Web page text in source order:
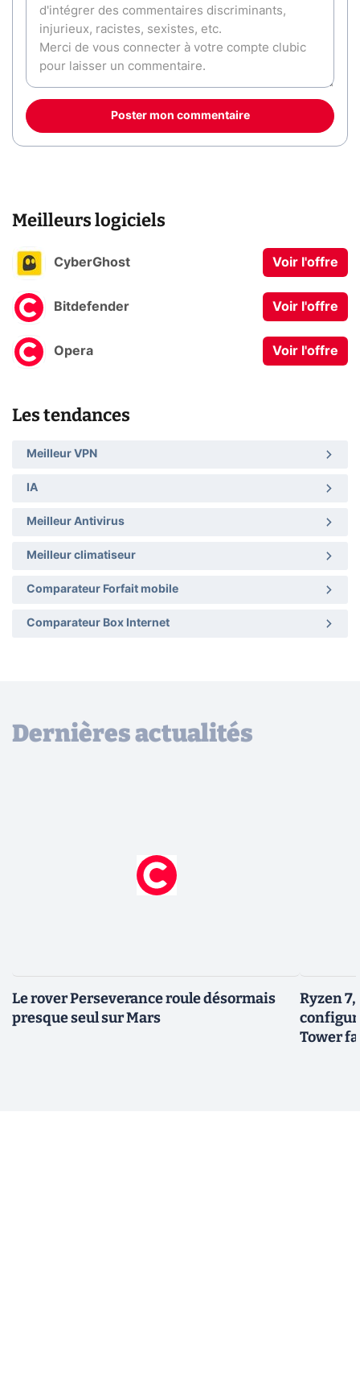
Poster mon commentaire
Meilleurs logiciels
CyberGhost Voir l'offre
Bitdefender Voir l'offre
Opera Voir l'offre
Les tendances
Meilleur VPN
IA
Meilleur Antivirus
Meilleur climatiseur
Comparateur Forfait mobile
Comparateur Box Internet
Dernières actualités
Le rover Perseverance roule désormais
presque seul sur Mars
Ryzen 7,
Tower